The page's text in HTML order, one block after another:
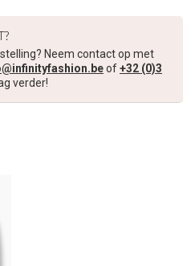
Neem contact op met
of+32 (0)3
verder!
aankoop! 😀
bestelwaarde van €45,00